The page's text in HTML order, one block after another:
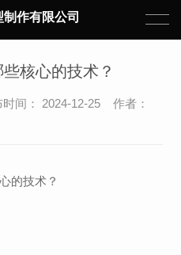
作有限公司
核心的技术？
间： 2024-12-25 作者：
的技术？